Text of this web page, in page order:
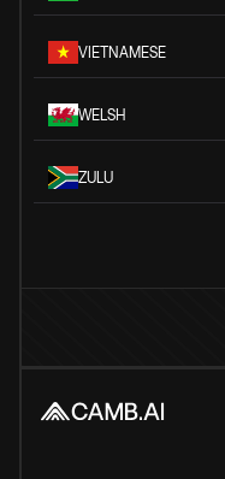
VIETNAMESE
WELSH
ZULU